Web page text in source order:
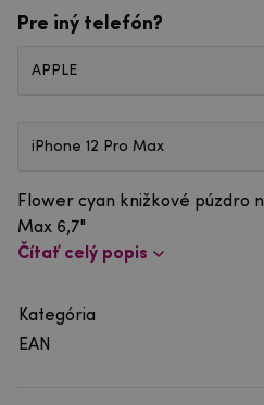
Pre iný telefón?
APPLE
iPhone 12 Pro Max
Flower cyan knižkové púzdro
Max 6,7"
Čítať celý popis
Kategória
EAN